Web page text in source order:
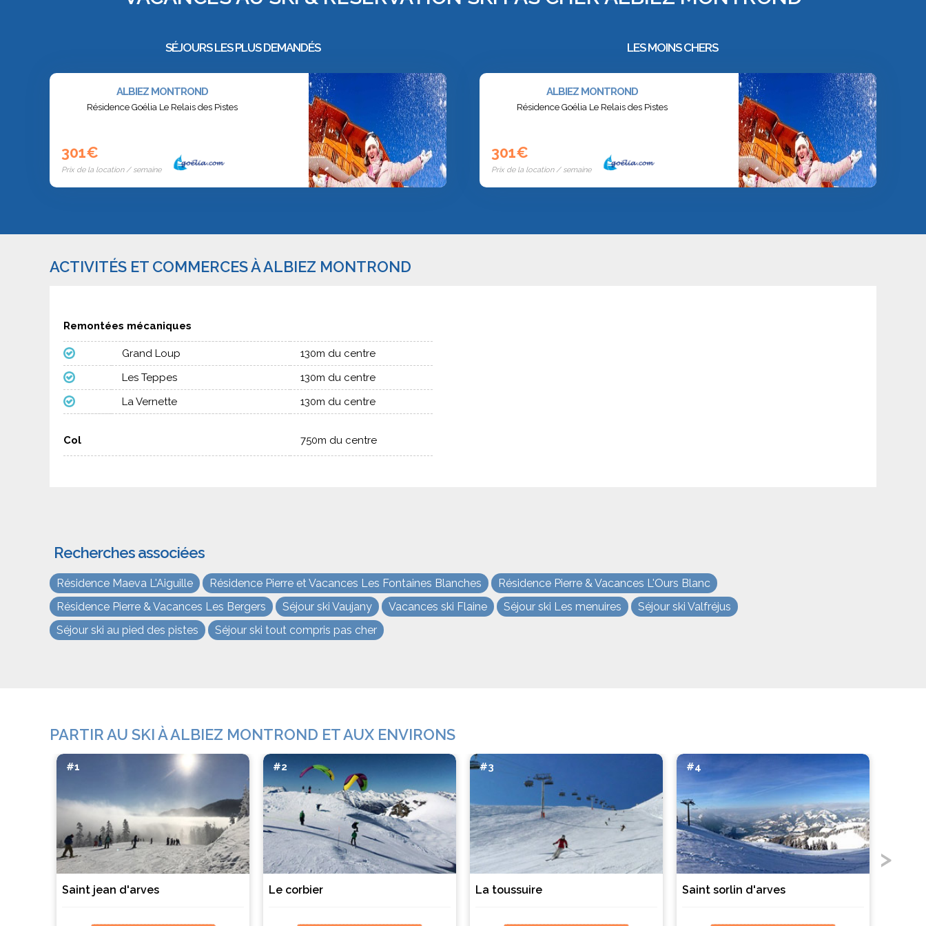
SÉJOURS LES PLUS DEMANDÉS
ALBIEZ MONTROND
Résidence Goélia Le Relais des Pistes
301€
Prix de la location / semaine
LES MOINS CHERS
ALBIEZ MONTROND
Résidence Goélia Le Relais des Pistes
301€
Prix de la location / semaine
ACTIVITÉS ET COMMERCES À ALBIEZ MONTROND
Remontées mécaniques
Grand Loup
130m du centre
Les Teppes
130m du centre
La Vernette
130m du centre
Col 750m du centre
Recherches associées
Résidence Maeva L'Aiguille Résidence Pierre et Vacances Les Fontaines Blanches
Résidence Pierre & Vacances L'Ours Blanc
Résidence Pierre & Vacances Les Bergers
Séjour ski Vaujany Vacances ski Flaine Séjour ski Les menuires
Séjour ski Valfréjus
Séjour ski au pied des pistes
Séjour ski tout compris pas cher
PARTIR AU SKI À ALBIEZ MONTROND ET AUX ENVIRONS
#1
Saint jean d'arves
#2
Le corbier
#3
La toussuire
#4
Saint sorlin d'arves